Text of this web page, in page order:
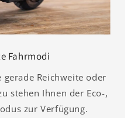
Fahrmodi
gerade Reichweite oder
stehen Ihnen der Eco-,
zur Verfügung.